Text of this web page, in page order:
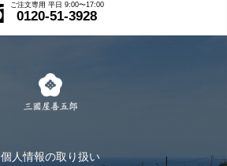
ご注文専用 平日 9:00〜17:00
0120-51-3928
個人情報の取り扱い